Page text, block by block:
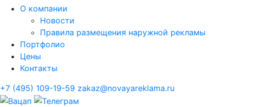
О компании
Новости
Правила размещения наружной рекламы
Портфолио
Цены
Контакты
+7 (495) 109-19-59 zakaz@novayareklama.ru